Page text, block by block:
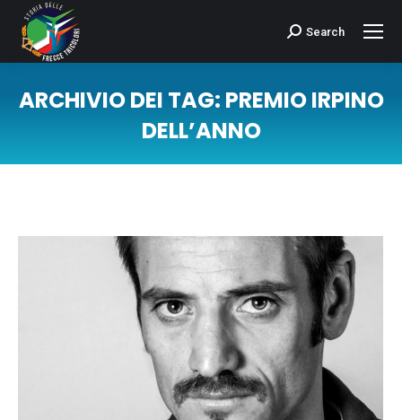
Cerca:Search
ARCHIVIO DEI TAG: PREMIO IRPINO
DELL’ANNO